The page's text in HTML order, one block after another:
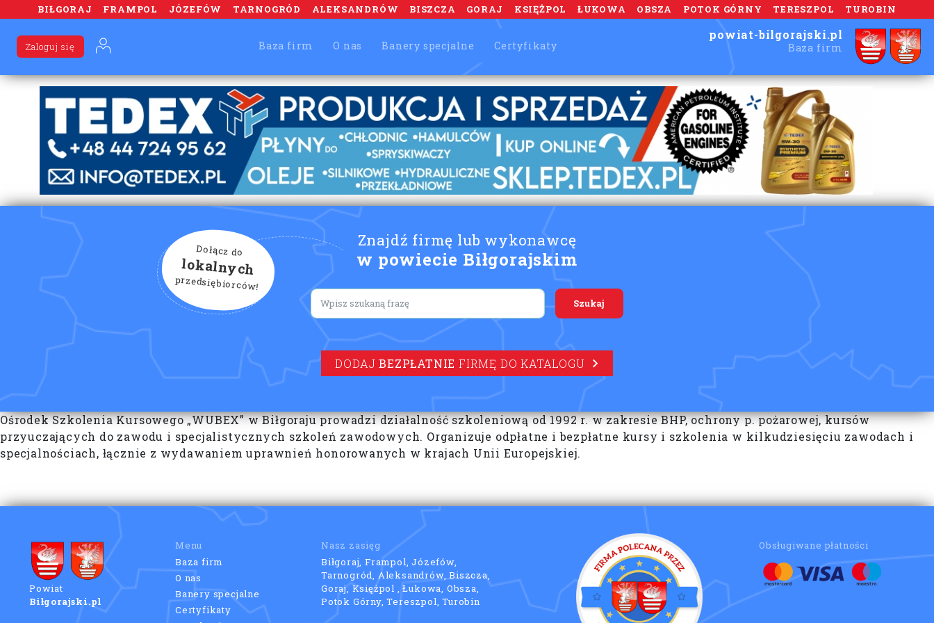
BIŁGORAJ FRAMPOL JÓZEFÓW TARNOGRÓD ALEKSANDRÓW BISZCZA GORAJ KSIĘŻPOL ŁUKOWA OBSZA POTOK GÓRNY TERESZPOL TUROBIN
Baza firm O nas Banery specjalne Certyfikaty
Zaloguj się
powiat-bilgorajski.pl
Baza firm
Znajdź firmę lub wykonawcę
w powiecie Biłgorajskim
Dołącz do
lokalnych
przedsiębiorców!
Lorem ipsum
DODAJBEZPŁATNIE FIRMĘ DO KATALOGU
Ośrodek Szkolenia Kursowego „WUBEX” w Biłgoraju prowadzi działalność szkoleniową od 1992 r. w zakresie BHP, ochrony p. pożarowej, kursów
przyuczających do zawodu i specjalistycznych szkoleń zawodowych. Organizuje odpłatne i bezpłatne kursy i szkolenia w kilkudziesięciu zawodach i
specjalnościach, łącznie z wydawaniem uprawnień honorowanych w krajach Unii Europejskiej.
Powiat
Biłgorajski.pl
Menu
Baza firm
O nas
Banery specjalne
Certyfikaty
Nasz zasięg
Biłgoraj, Frampol, Józefów,
Tarnogród, Aleksandrów, Biszcza,
Goraj, Księżpol , Łukowa, Obsza,
Potok Górny, Tereszpol, Turobin
Obsługiwane płatności